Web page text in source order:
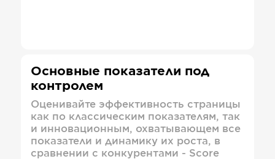
Основные показатели под
контролем
Оценивайте эффективность страницы
как по классическим показателям, так
и инновационным, охватывающем все
показатели и динамику их роста, в
сравнении с конкурентами - Score